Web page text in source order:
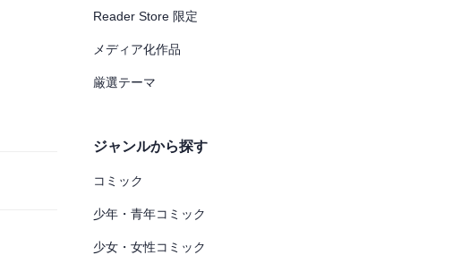
Reader Store 限定
メディア化作品
厳選テーマ
ジャンルから探す
コミック
少年・青年コミック
少女・女性コミック